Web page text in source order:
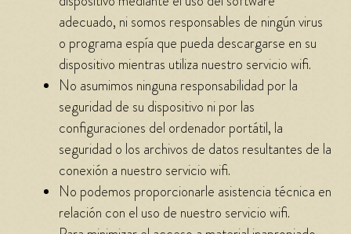
adecuado, ni somos responsables de ningún virus
o programa espía que pueda descargarse en su
dispositivo mientras utiliza nuestro servicio wifi.
No asumimos ninguna responsabilidad por la
seguridad de su dispositivo ni por las
configuraciones del ordenador portátil, la
seguridad o los archivos de datos resultantes de la
conexión a nuestro servicio wifi.
No podemos proporcionarle asistencia técnica en
relación con el uso de nuestro servicio wifi.